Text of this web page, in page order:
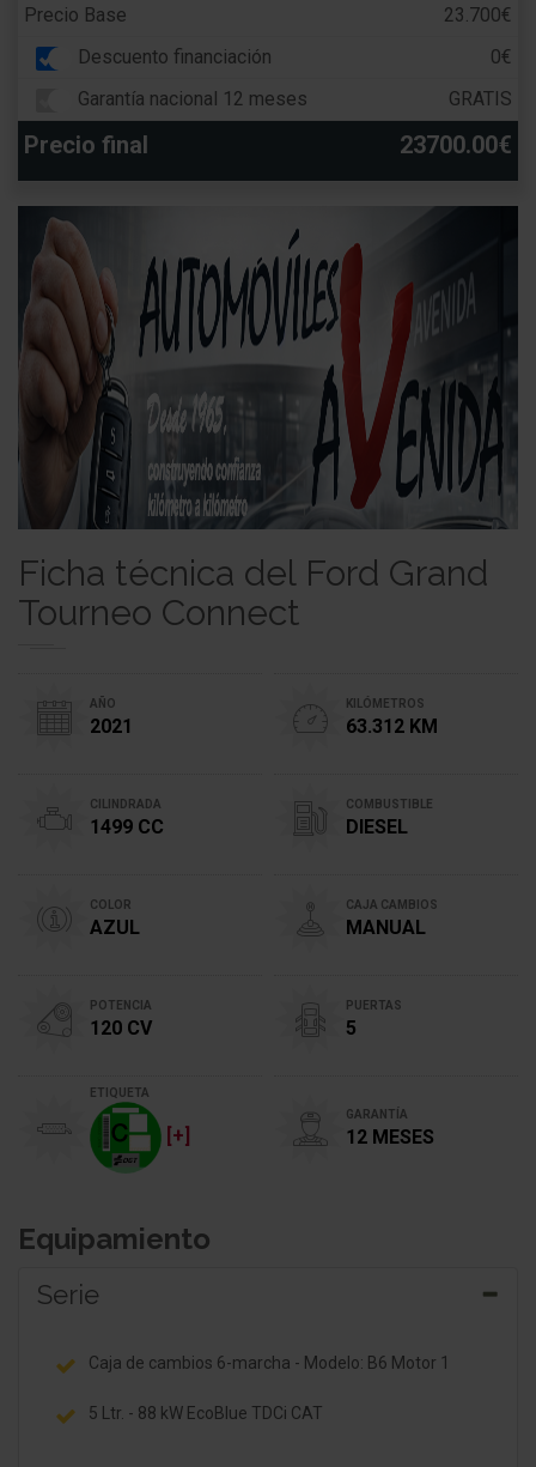
Ficha técnica del Ford Grand
Tourneo Connect
AÑO
2021
KILÓMETROS
63.312 KM
CILINDRADA
1499 CC
COMBUSTIBLE
DIESEL
COLOR
AZUL
CAJA CAMBIOS
MANUAL
POTENCIA
120 CV
PUERTAS
5
ETIQUETA
[+]
GARANTÍA
12 MESES
Equipamiento
Serie
Caja de cambios 6-marcha - Modelo: B6 Motor 1
5 Ltr. - 88 kW EcoBlue TDCi CAT
Precio Base
23.700€
Descuento financiación
0€
Garantía nacional 12 meses
GRATIS
Precio final 23700.00€